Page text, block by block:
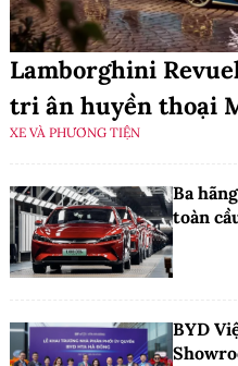
Lamborghini
tri ân huyền thoại
XE VÀ PHƯƠNG TIỆN
Ba
toàn
BYD